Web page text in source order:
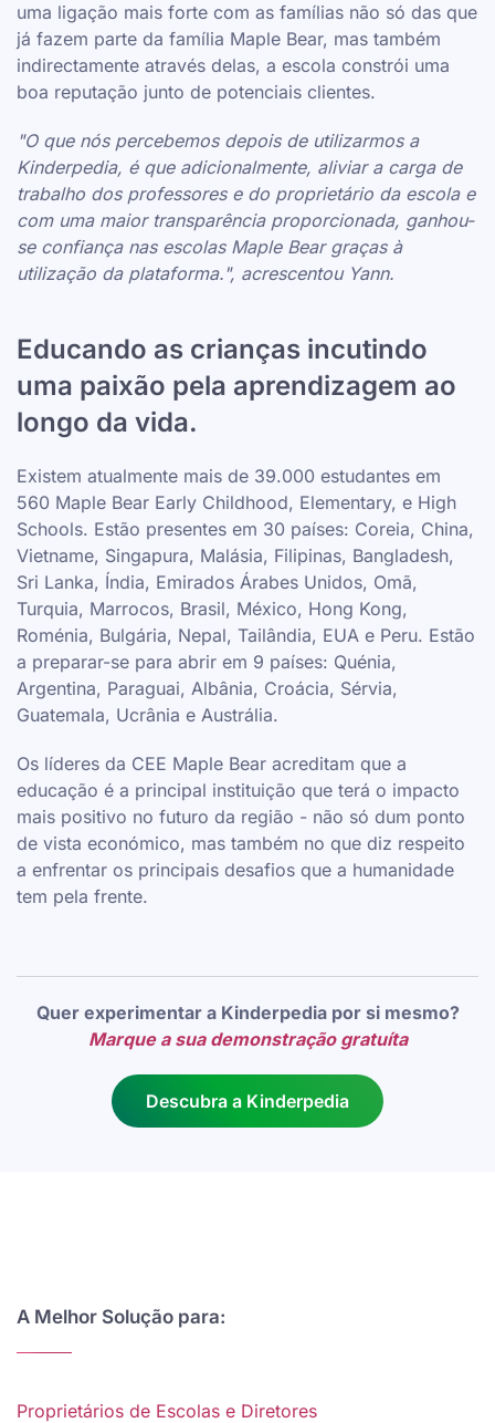
uma ligação mais forte com as famílias não só das que
já fazem parte da família Maple Bear, mas também
indirectamente através delas, a escola constrói uma
boa reputação junto de potenciais clientes.
"O que nós percebemos depois de utilizarmos a
Kinderpedia, é que adicionalmente, aliviar a carga de
trabalho dos professores e do proprietário da escola e
com uma maior transparência proporcionada, ganhou-
se confiança nas escolas Maple Bear graças à
utilização da plataforma.", acrescentou Yann.
Educando as crianças incutindo
uma paixão pela aprendizagem ao
longo da vida.
Existem atualmente mais de 39.000 estudantes em
560 Maple Bear Early Childhood, Elementary, e High
Schools. Estão presentes em 30 países: Coreia, China,
Vietname, Singapura, Malásia, Filipinas, Bangladesh,
Sri Lanka, Índia, Emirados Árabes Unidos, Omã,
Turquia, Marrocos, Brasil, México, Hong Kong,
Roménia, Bulgária, Nepal, Tailândia, EUA e Peru. Estão
a preparar-se para abrir em 9 países: Quénia,
Argentina, Paraguai, Albânia, Croácia, Sérvia,
Guatemala, Ucrânia e Austrália.
Os líderes da CEE Maple Bear acreditam que a
educação é a principal instituição que terá o impacto
mais positivo no futuro da região - não só dum ponto
de vista económico, mas também no que diz respeito
a enfrentar os principais desafios que a humanidade
tem pela frente.
Quer experimentar a Kinderpedia por si mesmo?
Marque a sua demonstração gratuíta
Descubra a Kinderpedia
A Melhor Solução para:
Proprietários de Escolas e Diretores